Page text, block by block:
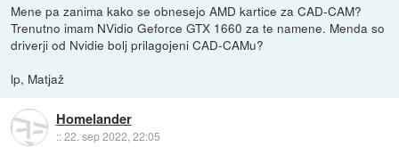
Mene pa zanima kako se obnesejo AMD kartice za CAD-CAM?
Trenutno imam NVidio Geforce GTX 1660 za te namene. Menda so
driverji od Nvidie bolj prilagojeni CAD-CAMu?
lp, Matjaž
Homelander
::22. sep 2022, 22:05